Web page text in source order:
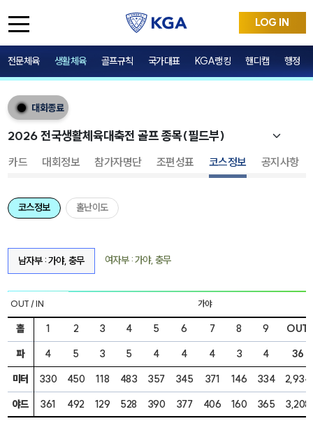
LOG IN
전문체육 생활체육 골프규칙 국가대표 KGA랭킹 핸디캡 행정
대회종료
카드 대회정보 참가자명단 조편성표 코스정보 공지사항
코스정보 홀난이도
남자부 : 가야, 충무 여자부 : 가야, 충무
OUT / IN 가야
홀 1 2 3 4 5 6 7 8 9
OUT
파
4 5 3 5 4 4 4 3 4
36
미터
330 450 118 483 357 345 371 146 334
2,934
야드
361 492 129 528 390 377 406 160 365 3,208